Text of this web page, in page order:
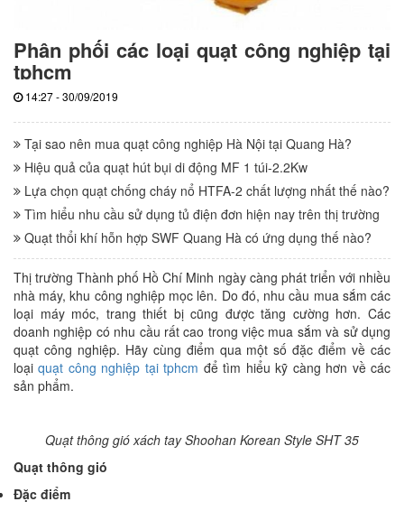
Phân phối các loại quạt công nghiệp tại
tphcm
14:27 - 30/09/2019
Tại sao nên mua quạt công nghiệp Hà Nội tại Quang Hà?
Hiệu quả của quạt hút bụi di động MF 1 túi-2.2Kw
Lựa chọn quạt chống cháy nổ HTFA-2 chất lượng nhất thế nào?
Tìm hiểu nhu cầu sử dụng tủ điện đơn hiện nay trên thị trường
Quạt thổi khí hỗn hợp SWF Quang Hà có ứng dụng thế nào?
Thị trường Thành phố Hồ Chí Minh ngày càng phát triển với nhiều
nhà máy, khu công nghiệp mọc lên. Do đó, nhu cầu mua sắm các
loại máy móc, trang thiết bị cũng được tăng cường hơn. Các
doanh nghiệp có nhu cầu rất cao trong việc mua sắm và sử dụng
quạt công nghiệp. Hãy cùng điểm qua một số đặc điểm về các
loạiquạt công nghiệp tại tphcm để tìm hiểu kỹ càng hơn về các
sản phẩm.
Quạt thông gió xách tay Shoohan Korean Style SHT 35
Quạt thông gió
Đặc điểm